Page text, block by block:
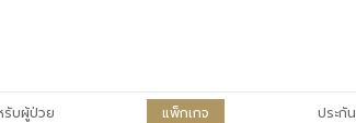
รับผู้ป่วย แพ็กเกจ ประกัน